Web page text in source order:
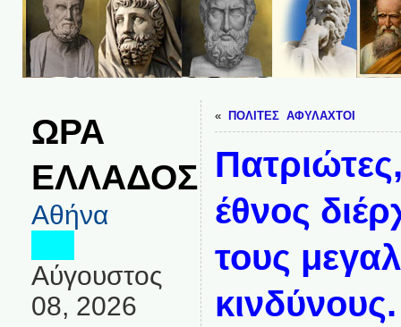
ΩΡΑ
ΕΛΛΑΔΟΣ
Αθήνα
Αύγουστος
08, 2026
« ΠΟΛΙΤΕΣ ΑΦΥΛΑΧΤΟΙ
έθνος
τους
κινδύνους.